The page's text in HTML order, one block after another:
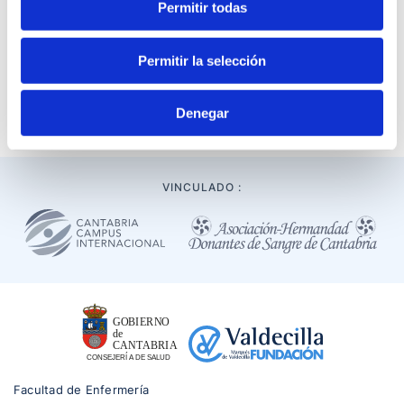
Permitir todas
Permitir la selección
Denegar
una hoja de ruta para plantear iniciativas encaminadas a
mitigar las desigualdades sociales en salud, organizada en
torno a tres dimensiones y nueve acciones priorizadas.
06 de junio de 2022
VINCULADO :
Facultad de Enfermería